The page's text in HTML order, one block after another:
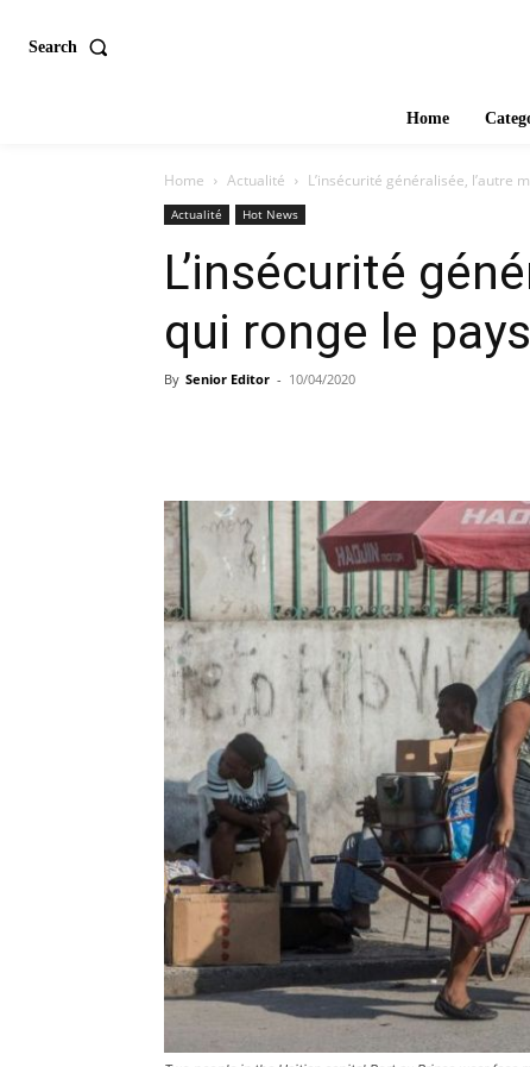
Search
Home
Home Actualité L’insécurité généralisée, l’autre
Actualité Hot News
L’insécurité
qui ronge le pays
By Senior Editor - 10/04/2020